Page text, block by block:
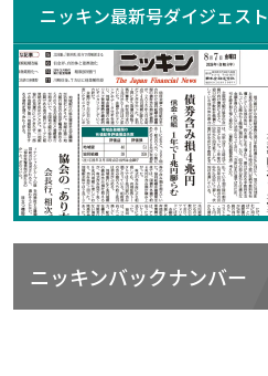
ニッキン最新号ダイジェスト
ニッキンバックナンバー